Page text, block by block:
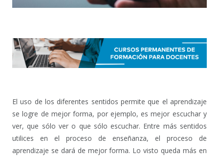
El uso de los diferentes sentidos permite que el aprendizaje
se logre de mejor forma, por ejemplo, es mejor escuchar y
ver, que sólo ver o que sólo escuchar. Entre más sentidos
utilices en el proceso de enseñanza, el proceso de
aprendizaje se dará de mejor forma. Lo visto queda más en